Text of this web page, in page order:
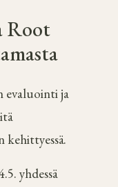
Root
evaluointi ja
kehittyessä.
yhdessä